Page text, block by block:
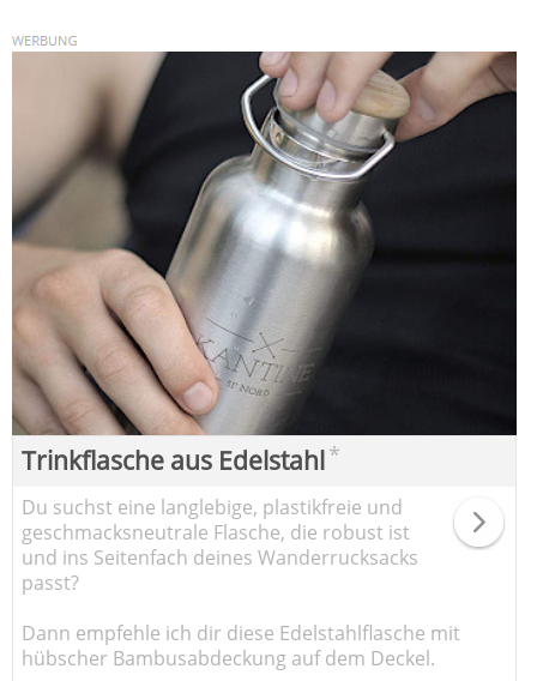
Trinkflasche aus Edelstahl*
Du suchst eine langlebige, plastikfreie und
geschmacksneutrale Flasche, die robust ist
und ins Seitenfach deines Wanderrucksacks
passt?
Dann empfehle ich dir diese Edelstahlflasche mit
hübscher Bambusabdeckung auf dem Deckel.